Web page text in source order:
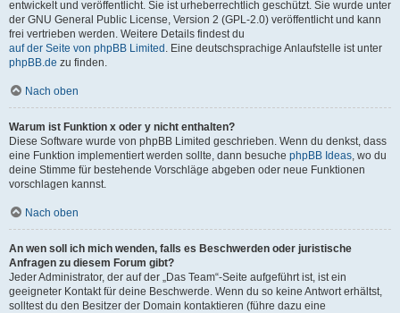
entwickelt und veröffentlicht. Sie ist urheberrechtlich geschützt. Sie wurde unter
der GNU General Public License, Version 2 (GPL-2.0) veröffentlicht und kann
frei vertrieben werden. Weitere Details findest du
auf der Seite von phpBB Limited . Eine deutschsprachige Anlaufstelle ist unter
phpBB.de zu finden.
Nach oben
Warum ist Funktion x oder y nicht enthalten?
Diese Software wurde von phpBB Limited geschrieben. Wenn du denkst, dass
eine Funktion implementiert werden sollte, dann besuche phpBB Ideas, wo du
deine Stimme für bestehende Vorschläge abgeben oder neue Funktionen
vorschlagen kannst.
Nach oben
An wen soll ich mich wenden, falls es Beschwerden oder juristische
Anfragen zu diesem Forum gibt?
Jeder Administrator, der auf der „Das Team“-Seite aufgeführt ist, ist ein
geeigneter Kontakt für deine Beschwerde. Wenn du so keine Antwort erhältst,
solltest du den Besitzer der Domain kontaktieren (führe dazu eine